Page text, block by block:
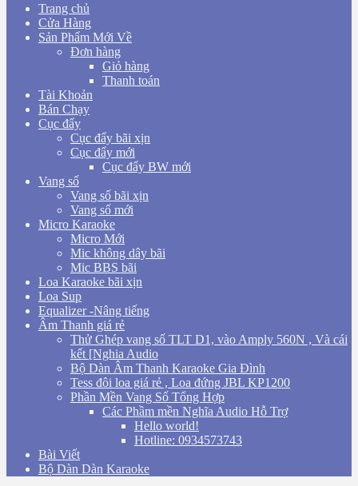
Trang chủ
Cửa Hàng
Sản Phẩm Mới Về
Đơn hàng
Giỏ hàng
Thanh toán
Tài Khoản
Bán Chạy
Cục đẩy
Cục đẩy bãi xịn
Cục đẩy mới
Cục đẩy BW mới
Vang số
Vang số bãi xịn
Vang số mới
Micro Karaoke
Micro Mới
Mic không dây bãi
Mic BBS bãi
Loa Karaoke bãi xịn
Loa Sup
Equalizer -Nâng tiếng
Âm Thanh giá rẻ
Thử Ghép vang số TLT D1, vào Amply 560N , Và cái
kết [Nghia Audio
Bộ Dàn Âm Thanh Karaoke Gia Đình
Tess đôi loa giá rẻ , Loa đứng JBL KP1200
Phần Mền Vang Số Tổng Hợp
Các Phầm mền Nghĩa Audio Hỗ Trợ
Hello world!
Hotline: 0934573743
Bài Viết
Bộ Dàn Dàn Karaoke